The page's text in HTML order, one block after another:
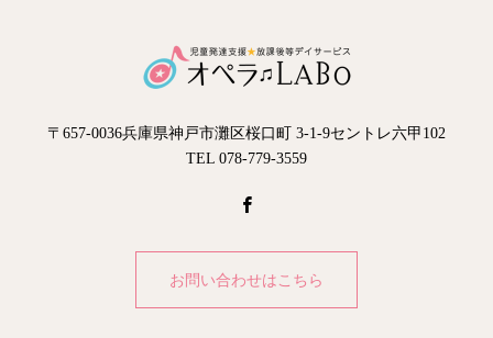
〒657-0036兵庫県神戸市灘区桜口町 3-1-9セントレ六甲102
TEL 078-779-3559
お問い合わせはこちら